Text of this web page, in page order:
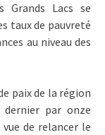
Lacs se
taux de pauvreté
au niveau des
paix de la région
dernier par onze
de relancer le